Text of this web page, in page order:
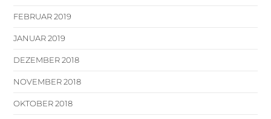
FEBRUAR 2019
JANUAR 2019
DEZEMBER 2018
NOVEMBER 2018
OKTOBER 2018